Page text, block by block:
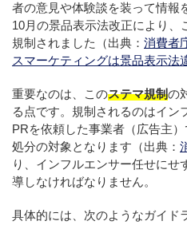
者の意見や体験談を装って情報
10月の景品表示法改正により、
規制されました（出典： 消費者
スマーケティングは景品表示法
重要なのは、このステマ規制の
る点です。規制されるのはイン
PRを依頼した事業者（広告主
処分の対象となります（出典：
り、インフルエンサー任せにせ
導しなければなりません。
具体的には、次のようなガイド